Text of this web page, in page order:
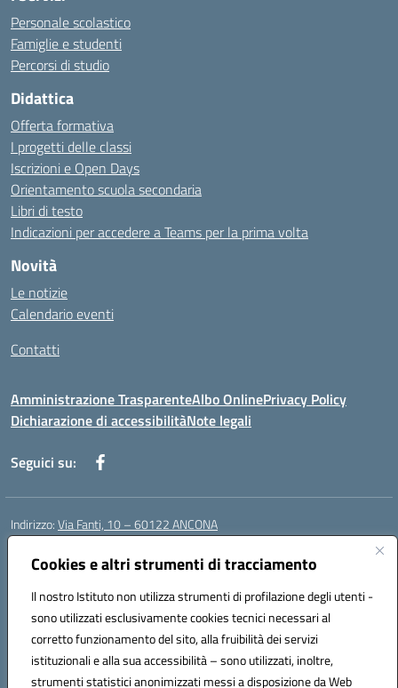
Cookies e altri strumenti di tracciamento
Il nostro Istituto non utilizza strumenti di profilazione degli utenti -
sono utilizzati esclusivamente cookies tecnici necessari al
corretto funzionamento del sito, alla fruibilità dei servizi
istituzionali e alla sua accessibilità – sono utilizzati, inoltre,
strumenti statistici anonimizzati messi a disposizione da Web
Personale scolastico
Famiglie e studenti
Percorsi di studio
Didattica
Offerta formativa
I progetti delle classi
Iscrizioni e Open Days
Orientamento scuola secondaria
Libri di testo
Indicazioni per accedere a Teams per la prima volta
Novità
Le notizie
Calendario eventi
Contatti
Amministrazione TrasparenteAlbo OnlinePrivacy Policy
Dichiarazione di accessibilitàNote legali
Seguici su:
Indirizzo:Via Fanti, 10 – 60122 ANCONA
Centralino:
Posta elettronica certificata (PEC):anic813007@pec.istruzione.it
Codice fiscale: 80014930426
Codice meccanografico:anic813007
Codice Indice delle Pubbliche Amministrazioni (IPA): istsc_anic813007
Codice unico di fatturazione (CUF): UFWP60